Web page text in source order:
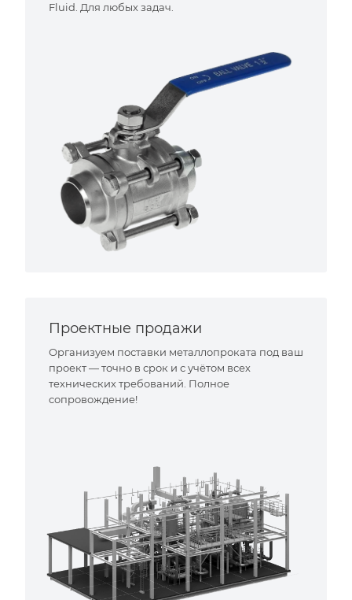
Fluid. Для любых задач.
Проектные продажи
Организуем поставки металлопроката под ваш
проект — точно в срок и с учётом всех
технических требований. Полное
сопровождение!